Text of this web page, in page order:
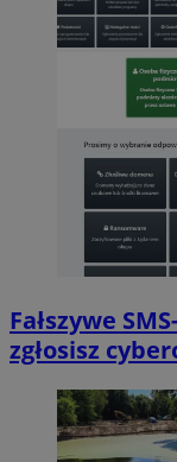
Fałszywe
zgłosisz